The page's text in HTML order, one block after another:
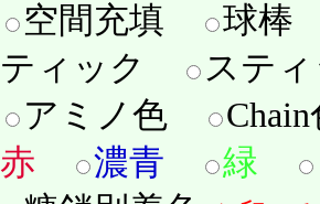
空間充填 球棒
ティック
ステ
アミノ色
赤
濃青 緑